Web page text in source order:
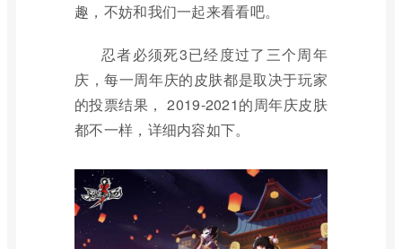
趣，不妨和我们一起来看看吧。
忍者必须死3已经度过了三个周年
庆，每一周年庆的皮肤都是取决于玩家
的投票结果， 2019-2021的周年庆皮肤
都不一样，详细内容如下。